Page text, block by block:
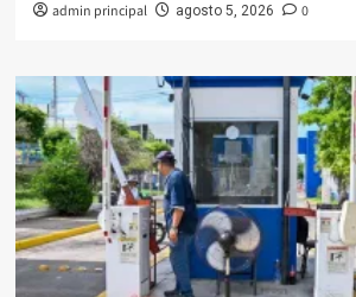
admin principal agosto 5, 2026 0